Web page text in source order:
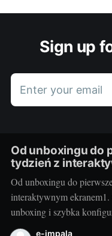
Sign up
Enter your email
Od unboxingu do
tydzień z
Od unboxingu do
interaktywnym
unboxing i szybka
się jak dziecko w sklepie
e-impala